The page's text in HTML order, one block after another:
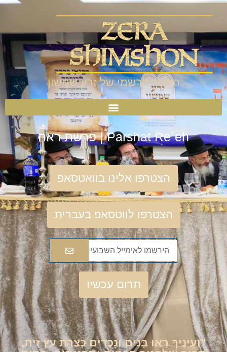
האתר הרשמי של זרע שמשון
Parshat Re´eh | פרשת ראה
הצטרפו אלינו בוואטסאפ
הצטרפו לווטסאפ בעברית
תרום עכשיו
"וְעֵינֶיךָ רָאוּ בָּנִים וְנָכָדִים כְּצֶרֶת עֵץ זַית,